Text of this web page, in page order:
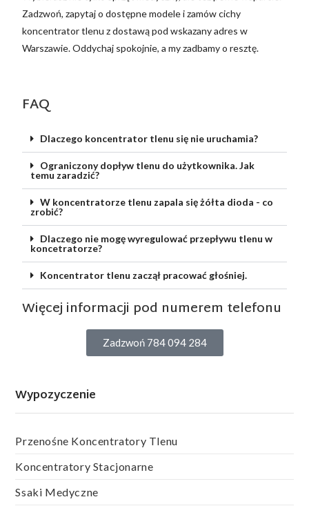
Zadzwoń, zapytaj o dostępne modele i zamów cichy
koncentrator tlenu z dostawą pod wskazany adres w
Warszawie. Oddychaj spokojnie, a my zadbamy o resztę.
FAQ
Dlaczego koncentrator tlenu się nie uruchamia?
Ograniczony dopływ tlenu do użytkownika. Jak
temu zaradzić?
W koncentratorze tlenu zapala się żółta dioda - co
zrobić?
Dlaczego nie mogę wyregulować przepływu tlenu w
koncetratorze?
Koncentrator tlenu zaczął pracować głośniej.
Więcej informacji pod numerem telefonu
Zadzwoń 784 094 284
Wypozyczenie
Przenośne Koncentratory Tlenu
Koncentratory Stacjonarne
Ssaki Medyczne